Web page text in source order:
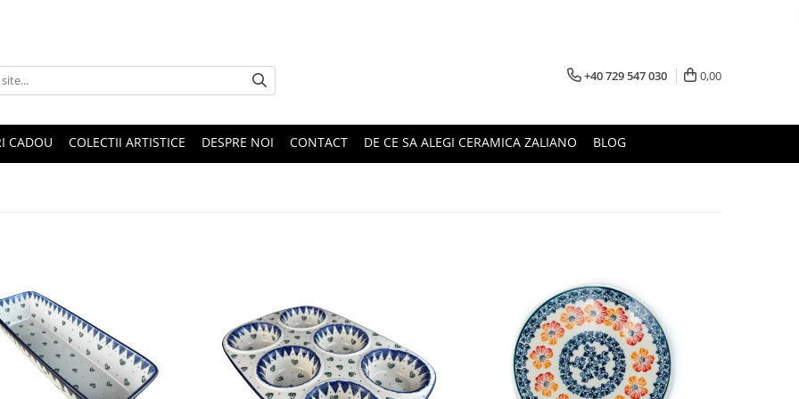
+40 729 547 030 0,00
CADOU COLECTII ARTISTICE DESPRE NOI CONTACT DE CE SA ALEGI CERAMICA ZALIANO BLOG